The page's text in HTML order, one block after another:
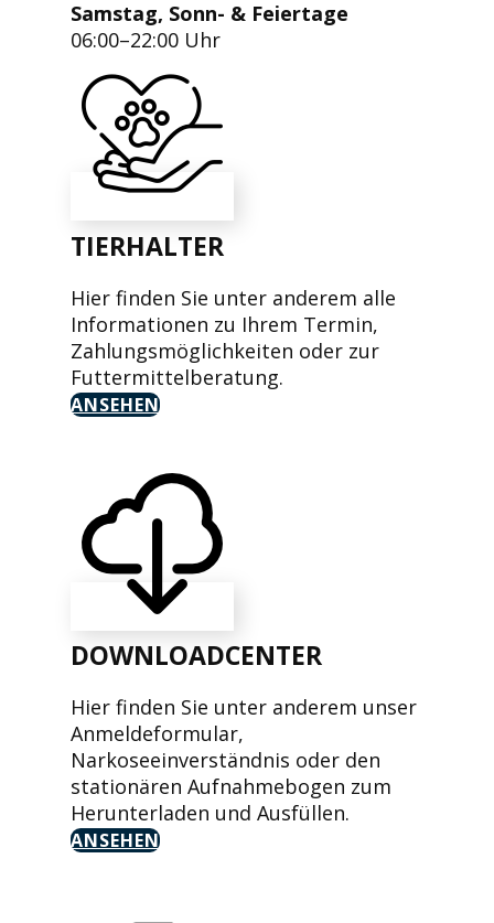
Samstag, Sonn- & Feiertage
06:00–22:00 Uhr
TIERHALTER
Hier finden Sie unter anderem alle
Informationen zu Ihrem Termin,
Zahlungsmöglichkeiten oder zur
Futtermittelberatung.
ANSEHEN
DOWNLOADCENTER
Hier finden Sie unter anderem unser
Anmeldeformular,
Narkoseeinverständnis oder den
stationären Aufnahmebogen zum
Herunterladen und Ausfüllen.
ANSEHEN